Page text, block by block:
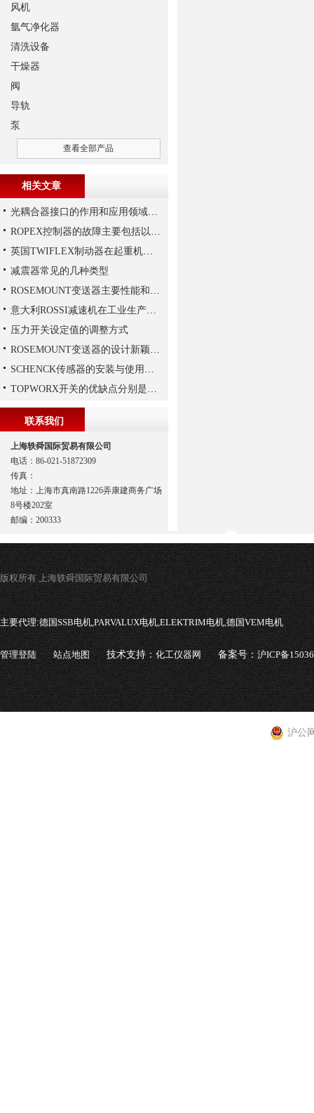
风机
氩气净化器
清洗设备
干燥器
阀
导轨
泵
查看全部产品
相关文章
光耦合器接口的作用和应用领域分别是怎样的
ROPEX控制器的故障主要包括以下几种情况
英国TWIFLEX制动器在起重机作业中出现常见故障的原因
减震器常见的几种类型
ROSEMOUNT变送器主要性能和结构
意大利ROSSI减速机在工业生产中的主要应用场景与技术优势
压力开关设定值的调整方式
ROSEMOUNT变送器的设计新颖性且使用安全性
SCHENCK传感器的安装与使用建议
TOPWORX开关的优缺点分别是什么？
联系我们
上海轶舜国际贸易有限公司
电话：86-021-51872309
传真：
地址：上海市真南路1226弄康建商务广场
8号楼202室
邮编：200333
版权所有 上海轶舜国际贸易有限公司
主要代理:德国SSB电机,PARVALUX电机,ELEKTRIM电机,德国VEM电机
管理登陆 站点地图 技术支持：化工仪器网 备案号：沪ICP备
沪公